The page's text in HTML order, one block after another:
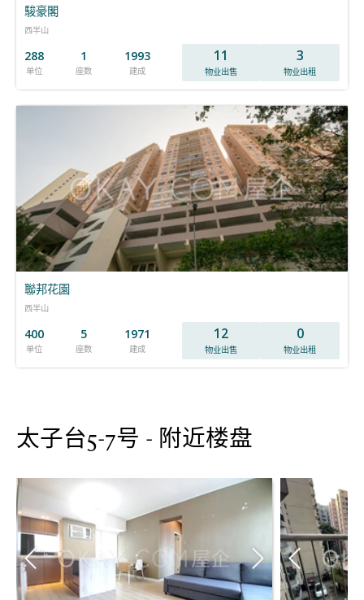
駿豪閣
西半山
288
单位
1
座数
1993
建成
11
物业出售
3
物业出租
聯邦花園
西半山
400
单位
5
座数
1971
建成
12
物业出售
0
物业出租
太子台5-7号 - 附近楼盘